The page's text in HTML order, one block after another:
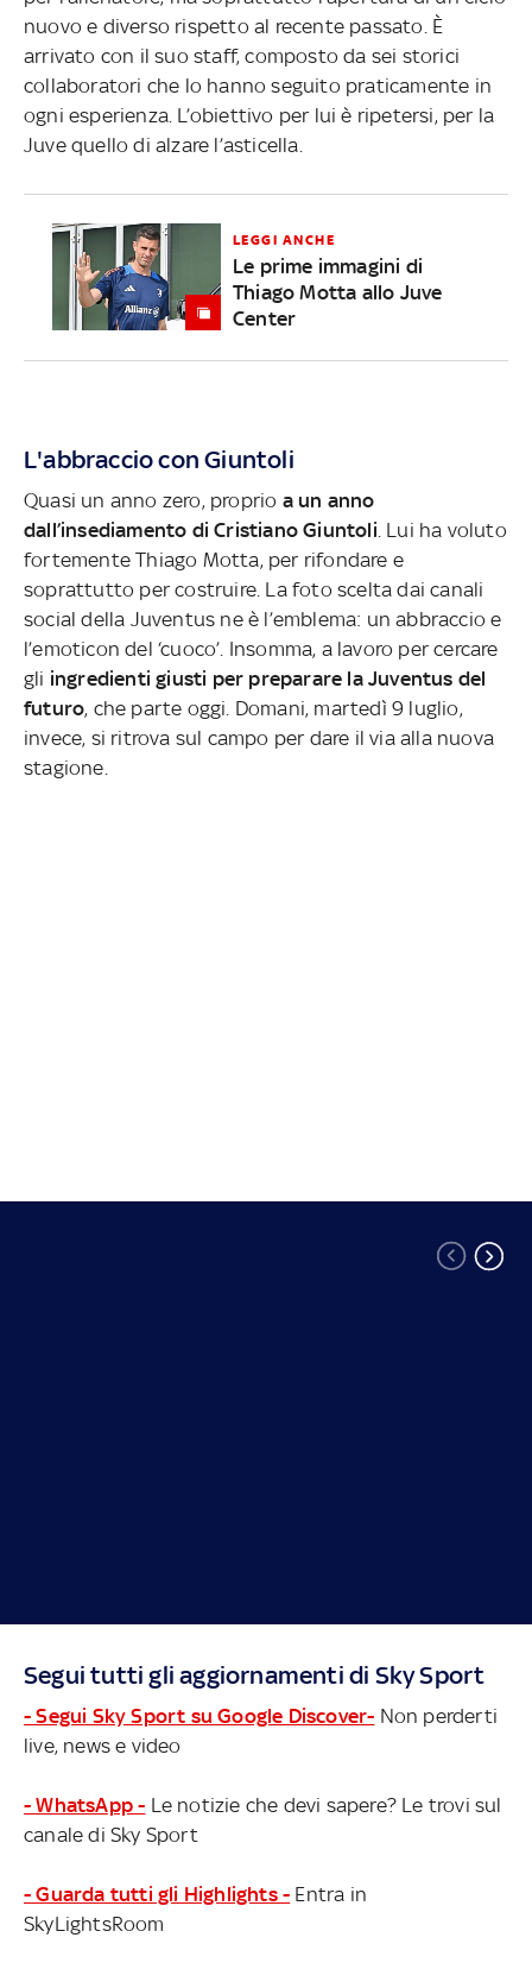
nuovo e diverso rispetto al recente passato. È
arrivato con il suo staff, composto da sei storici
collaboratori che lo hanno seguito praticamente in
ogni esperienza. L’obiettivo per lui è ripetersi, per la
Juve quello di alzare l’asticella.
LEGGI ANCHE
Le prime immagini di
Thiago Motta allo Juve
Center
L'abbraccio con Giuntoli
Quasi un anno zero, proprio a un anno
dall’insediamento di Cristiano Giuntoli . Lui ha voluto
fortemente Thiago Motta, per rifondare e
soprattutto per costruire. La foto scelta dai canali
social della Juventus ne è l’emblema: un abbraccio e
l’emoticon del ‘cuoco’. Insomma, a lavoro per cercare
gli ingredienti giusti per preparare la Juventus del
futuro, che parte oggi. Domani, martedì 9 luglio,
invece, si ritrova sul campo per dare il via alla nuova
stagione.
Segui tutti gli aggiornamenti di Sky Sport
- Segui Sky Sport su Google Discover- Non perderti
live, news e video
- WhatsApp - Le notizie che devi sapere? Le trovi sul
canale di Sky Sport
- Guarda tutti gli Highlights - Entra in
SkyLightsRoom